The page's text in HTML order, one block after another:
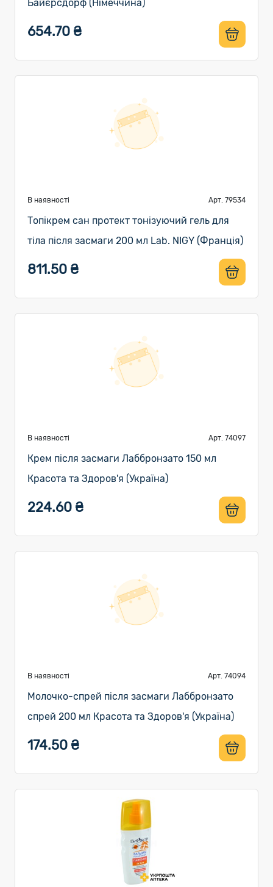
Байєрсдорф (Німеччина)
654.70 ₴
В наявності Арт. 79534
Топікрем сан протект тонізуючий гель для
тіла після засмаги 200 мл Lab. NIGY (Франція)
811.50 ₴
В наявності Арт. 74097
Крем після засмаги Лаббронзато 150 мл
Красота та Здоров'я (Україна)
224.60 ₴
В наявності Арт. 74094
Молочко-спрей після засмаги Лаббронзато
спрей 200 мл Красота та Здоров'я (Україна)
174.50 ₴